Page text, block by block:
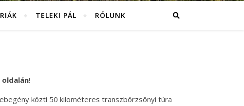
TELEKI PÁL RÓLUNK
!
közti 50 kilométeres transzbörzsönyi túra